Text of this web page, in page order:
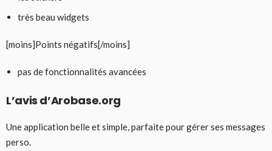
très beau widgets
[moins]Points négatifs[/moins]
pas de fonctionnalités avancées
L’avis d’Arobase.org
Une application belle et simple, parfaite pour gérer ses messages
perso.